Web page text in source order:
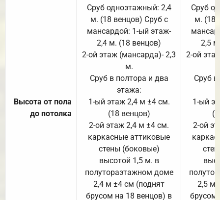
Высота от пола
до потолка
Сруб одноэтажный: 2,4
м. (18 венцов) Сруб с
мансардой: 1-ый этаж-
2,4 м. (18 венцов)
2-ой этаж (мансарда)- 2,3
м.
Сруб в полтора и два
этажа:
1-ый этаж 2,4 м ±4 см.
(18 венцов)
2-ой этаж 2,4 м ±4 см.
каркасные аттиковые
стены (боковые)
высотой 1,5 м. в
полутораэтажном доме
2,4 м ±4 см (поднят
брусом на 18 венцов) в
Сруб
м. (18
2,5
2-ой
Сруб
1-ый
2-ой
2,5 м
брусом